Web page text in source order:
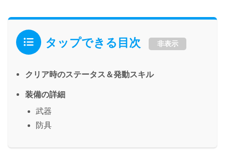
タップできる目次 非表示
クリア時のステータス＆発動スキル
装備の詳細
武器
防具